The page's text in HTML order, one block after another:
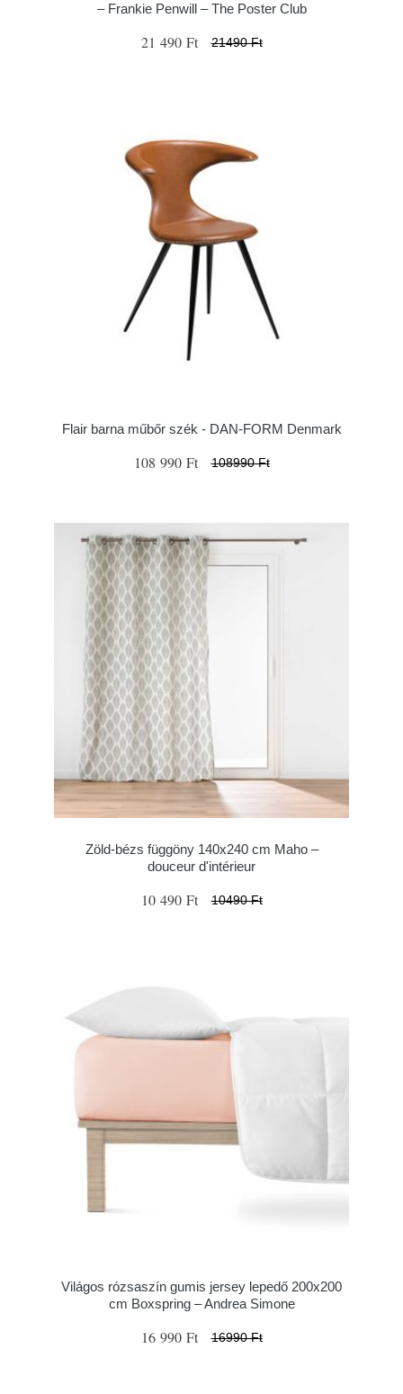
– Frankie Penwill – The Poster Club
21 490 Ft 21490 Ft
Flair barna műbőr szék - ​​​​​DAN-FORM Denmark
108 990 Ft 108990 Ft
Zöld-bézs függöny 140x240 cm Maho –
douceur d'intérieur
10 490 Ft 10490 Ft
Világos rózsaszín gumis jersey lepedő 200x200
cm Boxspring – Andrea Simone
16 990 Ft 16990 Ft